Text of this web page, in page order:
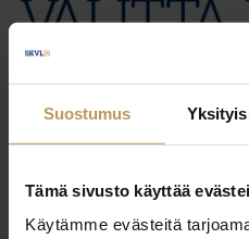
Suostumus
Tämä sivusto käyttää
Käytämme evästeitä